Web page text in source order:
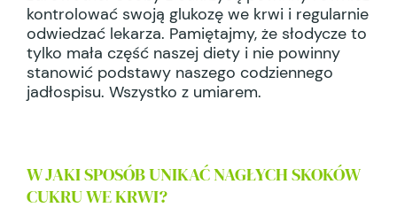
kontrolować swoją glukozę we krwi i regularnie
odwiedzać lekarza. Pamiętajmy, że słodycze to
tylko mała część naszej diety i nie powinny
stanowić podstawy naszego codziennego
jadłospisu. Wszystko z umiarem.
W JAKI SPOSÓB UNIKAĆ NAGŁYCH SKOKÓW
CUKRU WE KRWI?